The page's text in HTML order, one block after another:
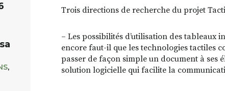
Trois directions de recherche du projet
– Les possibilités d’utilisation des tableaux
encore faut-il que les technologies tactiles
passer de façon simple un document à ses
solution logicielle qui facilite la
,